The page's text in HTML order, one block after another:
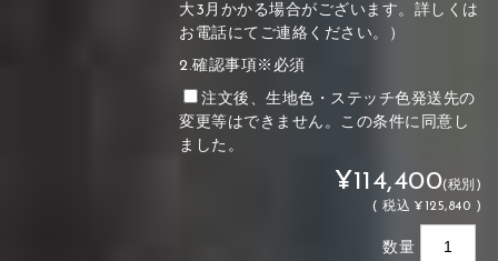
大3月かかる場合がございます。詳しくは
お電話にてご連絡ください。）
2.確認事項※必須
注文後、生地色・ステッチ色発送先の
変更等はできません。この条件に同意し
ました。
¥114,400(税別)
(税込 ¥125,840 )
数量